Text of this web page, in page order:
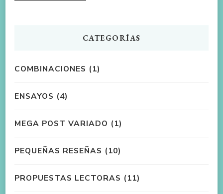
CATEGORÍAS
COMBINACIONES (1)
ENSAYOS (4)
MEGA POST VARIADO (1)
PEQUEÑAS RESEÑAS (10)
PROPUESTAS LECTORAS (11)